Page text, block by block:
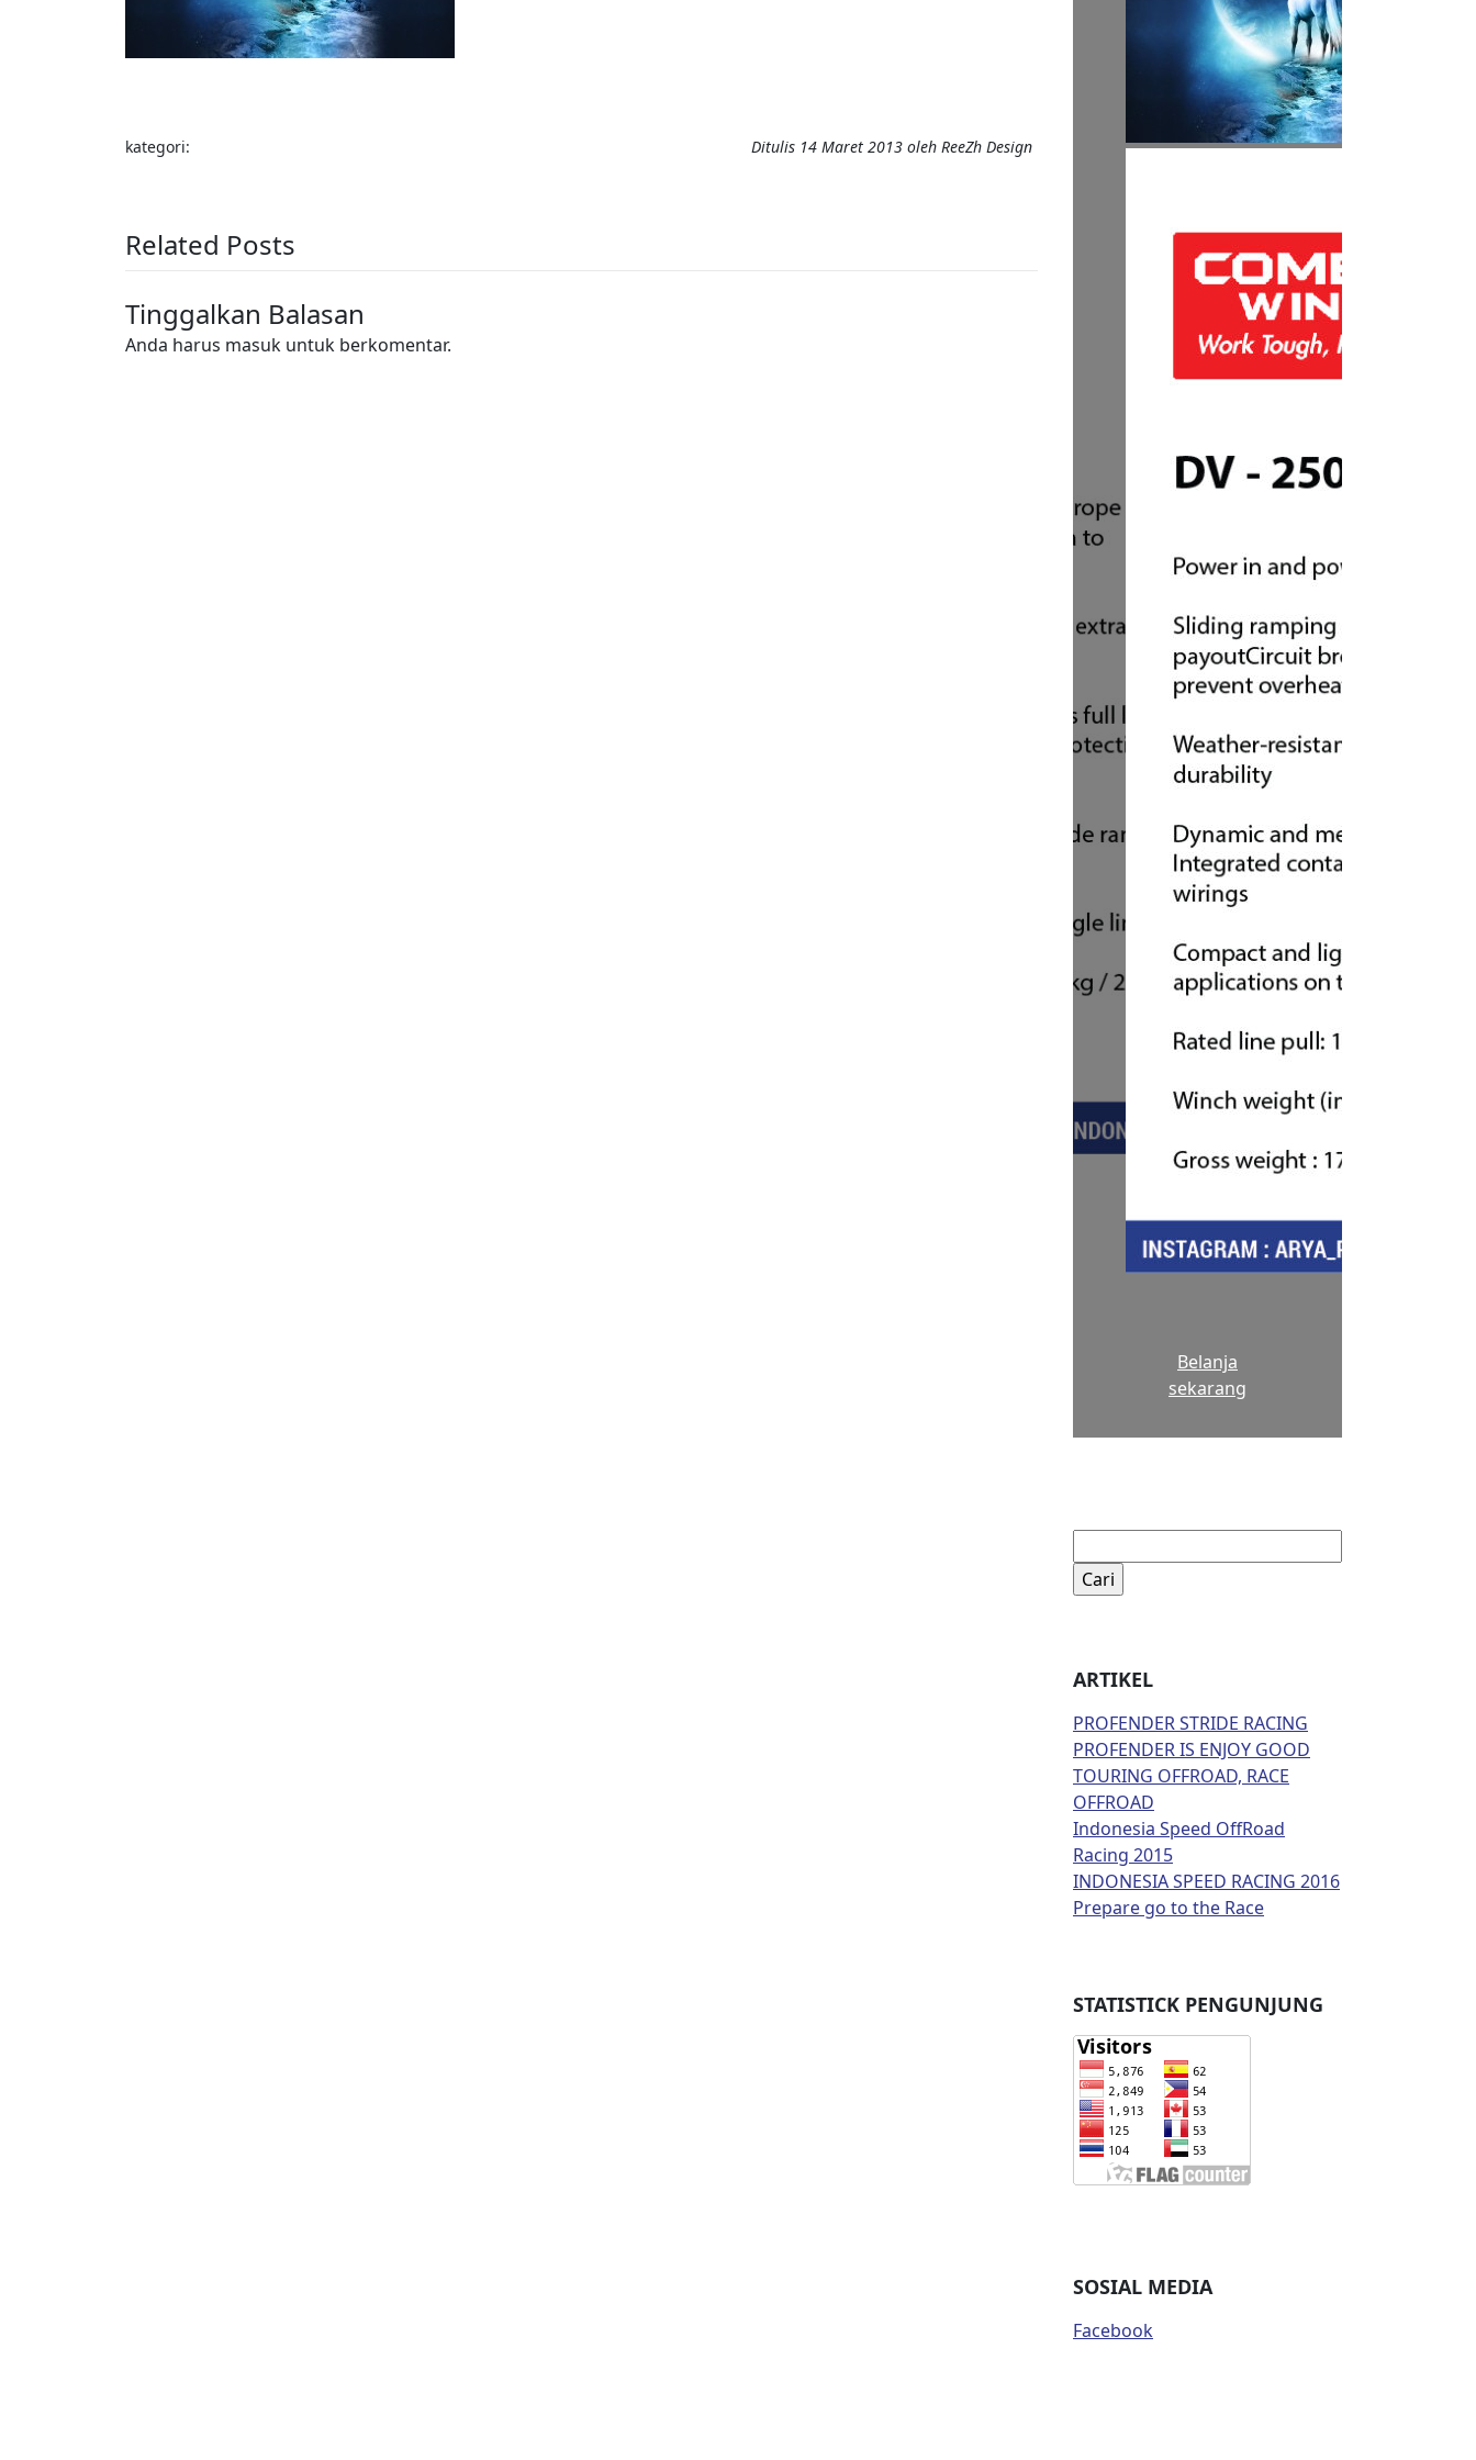
kategori: Ditulis 14 Maret 2013oleh ReeZh Design
Related Posts
Tinggalkan Balasan
Anda harus masuk untuk berkomentar.
Belanja
sekarang
untuk:
ARTIKEL
PROFENDER STRIDE RACING
PROFENDER IS ENJOY GOOD
TOURING OFFROAD, RACE
OFFROAD
Indonesia Speed OffRoad
Racing 2015
INDONESIA SPEED RACING 2016
Prepare go to the Race
STATISTICK PENGUNJUNG
SOSIAL MEDIA
Facebook